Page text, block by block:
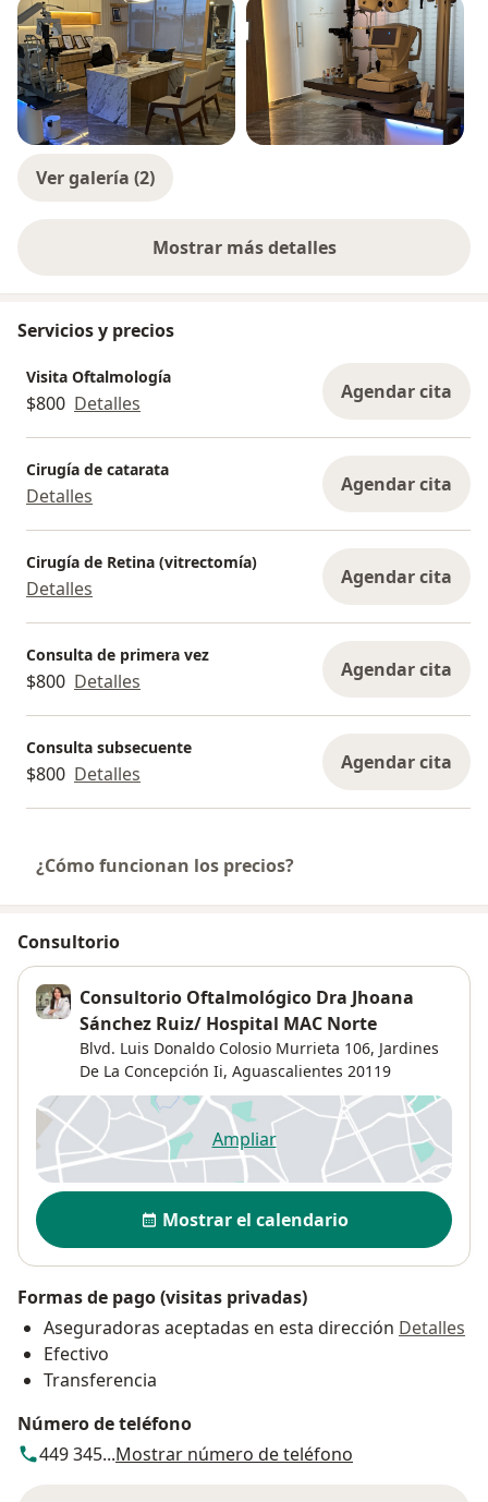
Ver galería (2)
Mostrar más detalles
sobre la experiencia
Servicios y precios
Visita Oftalmología
$800 Detalles Agendar cita
Cirugía de catarata
Detalles Agendar cita
Cirugía de Retina (vitrectomía)
Detalles Agendar cita
Consulta de primera vez
$800 Detalles Agendar cita
Consulta subsecuente
$800 Detalles Agendar cita
¿Cómo funcionan los precios?
Consultorio
Consultorio Oftalmológico Dra Jhoana
Sánchez Ruiz/ Hospital MAC Norte
Blvd. Luis Donaldo Colosio Murrieta 106, Jardines
De La Concepción Ii, Aguascalientes 20119
Ampliarse abre en una nueva
Disponibilidad
Mostrar el calendario
Formas de pago (visitas privadas)
Aseguradoras aceptadas en esta dirección Detalles
Efectivo
Transferencia
Número de teléfono
449 345...Mostrar número de teléfono